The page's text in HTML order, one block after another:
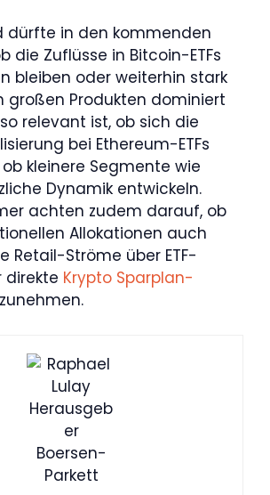
dürfte in den kommenden
die Zuflüsse in Bitcoin-ETFs
bleiben oder weiterhin stark
großen Produkten dominiert
relevant ist, ob sich die
bei Ethereum-ETFs
kleinere Segmente wie
Dynamik entwickeln.
achten zudem darauf, ob
Allokationen auch
Retail-Ströme über ETF-
direkte Krypto Sparplan-
zunehmen.